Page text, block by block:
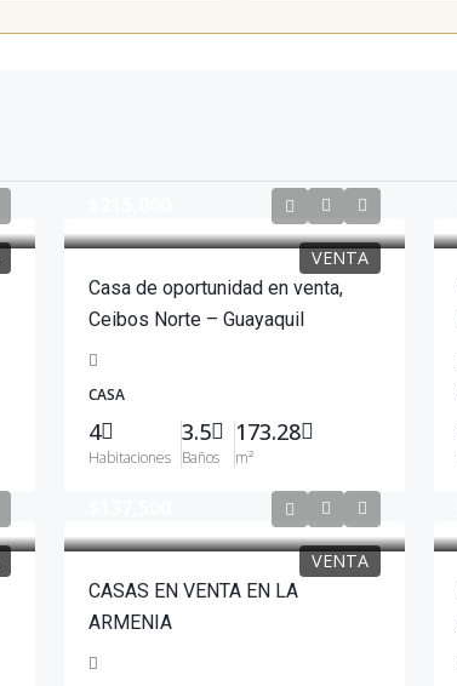
VENTA
Casa de oportunidad en venta,
Ceibos Norte – Guayaquil
CASA
4
Habitaciones
3.5
Baños
173.28
m²
VENTA
CASAS EN VENTA EN LA
ARMENIA